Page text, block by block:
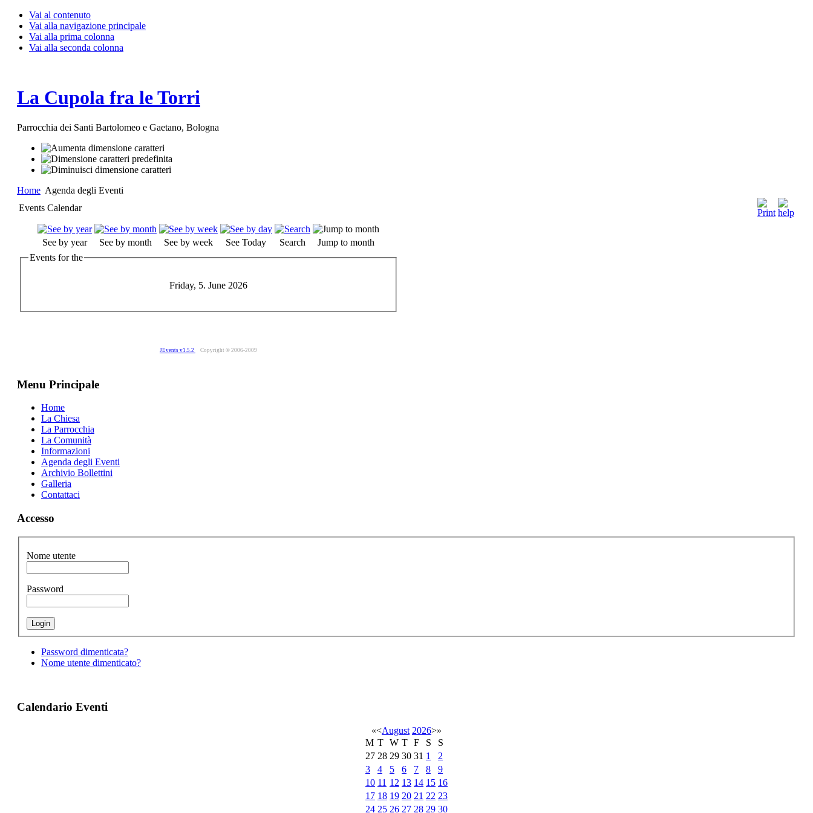
Vai al contenuto
Vai alla navigazione principale
Vai alla prima colonna
Vai alla seconda colonna
La Cupola fra le Torri
Parrocchia dei Santi Bartolomeo e Gaetano, Bologna
Home Agenda degli Eventi
Events Calendar
See by year See by month See by week See Today Search
Jump to month
Events for the
Friday, 5. June 2026
JEvents v1.5.2 Copyright © 2006-2009
Menu Principale
Home
La Chiesa
La Parrocchia
La Comunità
Informazioni
Agenda degli Eventi
Archivio Bollettini
Galleria
Contattaci
Accesso
Nome utente
Password
Password dimenticata?
Nome utente dimenticato?
Calendario Eventi
«<August 2026>»
M T W T F S
S
27 28 29 30 31 1
2
3
4 5 6 7 8
9
10 11 12 13 14 15 16
17 18 19 20 21 22 23
24 25 26 27 28 29 30